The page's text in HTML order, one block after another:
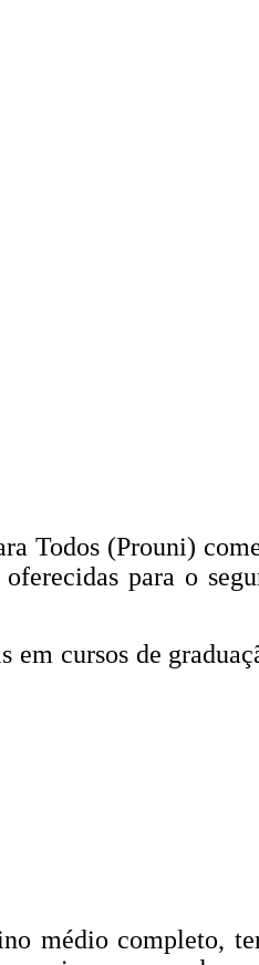
Todos (Prouni)
para o
cursos de
médio completo,